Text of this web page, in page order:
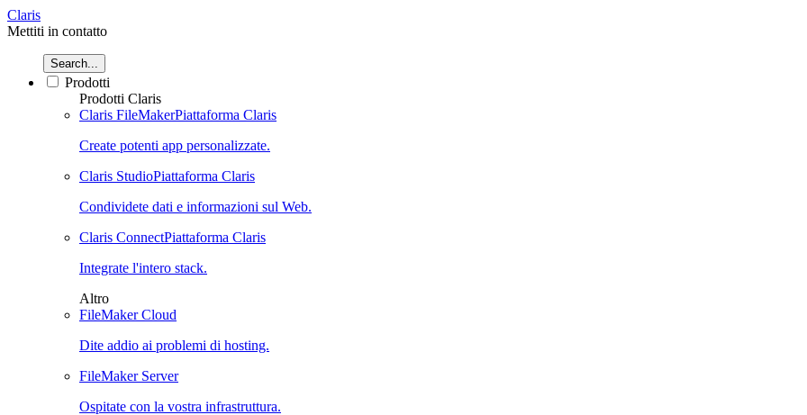
Claris
Mettiti in contatto
Search...
Prodotti
Prodotti Claris
Claris FileMakerPiattaforma Claris
Create potenti app personalizzate.
Claris StudioPiattaforma Claris
Condividete dati e informazioni sul Web.
Claris ConnectPiattaforma Claris
Integrate l'intero stack.
Altro
FileMaker Cloud
Dite addio ai problemi di hosting.
FileMaker Server
Ospitate con la vostra infrastruttura.